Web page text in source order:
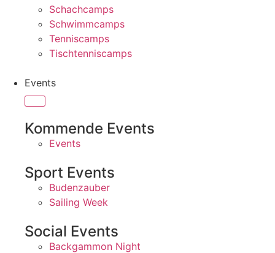
Schachcamps
Schwimmcamps
Tenniscamps
Tischtenniscamps
Events
Kommende Events
Events
Sport Events
Budenzauber
Sailing Week
Social Events
Backgammon Night